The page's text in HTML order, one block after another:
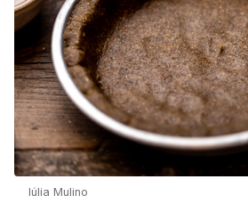
Iúlia Mulino